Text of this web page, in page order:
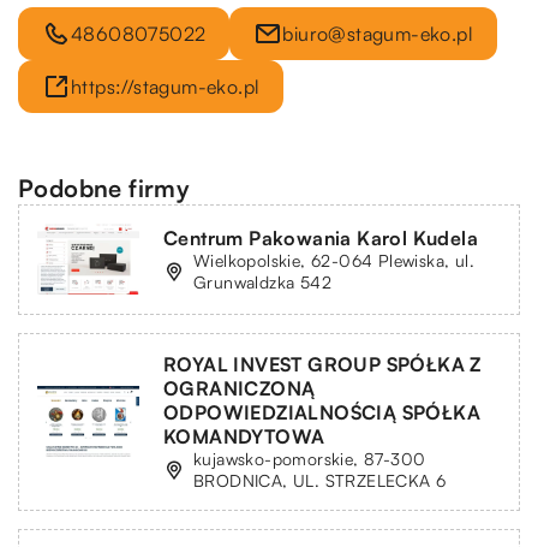
48608075022 biuro@stagum-eko.pl
https://stagum-eko.pl
Podobne firmy
Centrum Pakowania Karol Kudela
Wielkopolskie, 62-064 Plewiska, ul.
Grunwaldzka 542
ROYAL INVEST GROUP SPÓŁKA Z
OGRANICZONĄ
ODPOWIEDZIALNOŚCIĄ SPÓŁKA
KOMANDYTOWA
kujawsko-pomorskie, 87-300
BRODNICA, UL. STRZELECKA 6